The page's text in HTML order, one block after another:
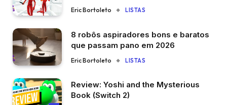
Eric Bortoleto LISTAS
8 robôs aspiradores bons e baratos
que passam pano em 2026
Eric Bortoleto LISTAS
Review: Yoshi and the Mysterious
Book (Switch 2)